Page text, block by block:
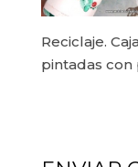
Reciclaje.
pintadas